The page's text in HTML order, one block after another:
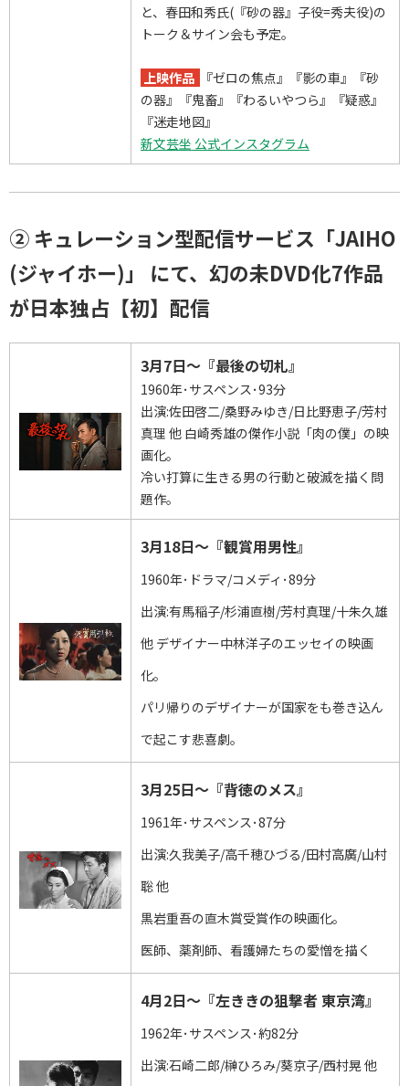
と、春田和秀氏(『砂の器』子役=秀夫役)の
トーク＆サイン会も予定。
上映作品
『ゼロの焦点』『影の車』『砂
の器』『鬼畜』『わるいやつら』『疑惑』
『迷走地図』
新文芸坐 公式インスタグラム
② キュレーション型配信サービス「JAIHO
(ジャイホー)」 にて、 幻の未DVD化7作品
が日本独占【初】配信
3月7日～『最後の切札』
1960年･サスペンス･93分
出演:佐田啓二/桑野みゆき/日比野恵子/芳村
真理 他 白崎秀雄の傑作小説「肉の僕」の映
画化。
冷い打算に生きる男の行動と破滅を描く問
題作。
3月18日～『観賞用男性』
1960年･ドラマ/コメディ･89分
出演:有馬稲子/杉浦直樹/芳村真理/十朱久雄
他 デザイナー中林洋子のエッセイの映画
化。
パリ帰りのデザイナーが国家をも巻き込ん
で起こす悲喜劇。
3月25日～『背徳のメス』
1961年･サスペンス･87分
出演:久我美子/高千穂ひづる/田村高廣/山村
聡 他
黒岩重吾の直木賞受賞作の映画化。
医師、薬剤師、看護婦たちの愛憎を描く
4月2日～『左ききの狙撃者 東京湾』
1962年･サスペンス･約82分
出演:石崎二郎/榊ひろみ/葵京子/西村晃 他